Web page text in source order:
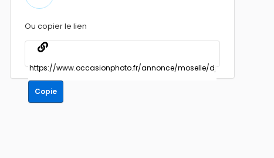
Ou copier le lien
Copie